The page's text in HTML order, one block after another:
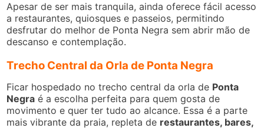
Apesar de ser mais tranquila, ainda oferece fácil acesso
a restaurantes, quiosques e passeios, permitindo
desfrutar do melhor de Ponta Negra sem abrir mão de
descanso e contemplação.
Trecho Central da Orla de Ponta Negra
Ficar hospedado no trecho central da orla de Ponta
Negra é a escolha perfeita para quem gosta de
movimento e quer ter tudo ao alcance. Essa é a parte
mais vibrante da praia, repleta de restaurantes, bares,